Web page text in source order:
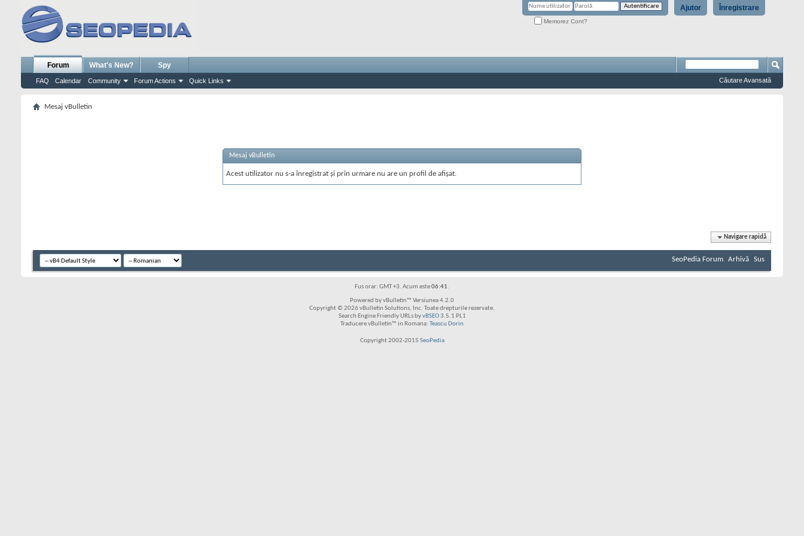
Înregistrare
Ajutor
Memorez Cont?
Forum
FAQ Calendar Community Forum Actions Quick Links
What's New? Spy
Căutare Avansată
Mesaj vBulletin
Mesaj vBulletin
Acest utilizator nu s-a înregistrat și prin urmare nu are un profil de afișat.
Navigare rapidă
SeoPedia Forum Arhivă Sus
Fus orar: GMT +3. Acum este06:41.
Powered by vBulletin™ Versiunea 4.2.0
Copyright © 2026 vBulletin Solutions, Inc. Toate drepturile rezervate.
Search Engine Friendly URLs byvBSEO3.5.1 PL1
Traducere vBulletin™ in Romana: Teascu Dorin
Copyright 2002-2015 SeoPedia